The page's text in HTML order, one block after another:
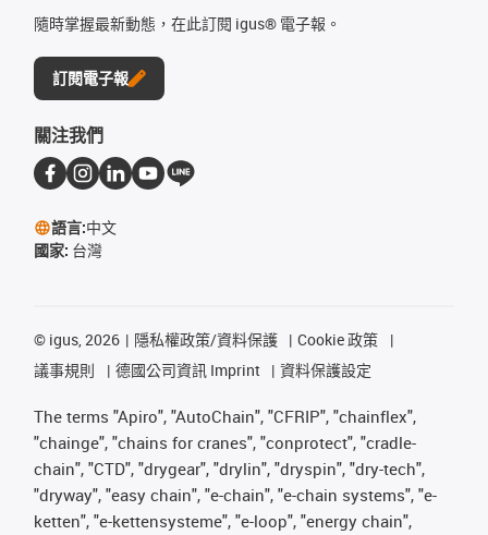
隨時掌握最新動態，在此訂閱 igus® 電子報。
訂閱電子報
關注我們
語言:中文
國家: 台灣
© igus, 2026 隱私權政策/資料保護
Cookie 政策
議事規則
德國公司資訊 Imprint 資料保護設定
The terms "Apiro", "AutoChain", "CFRIP", "chainflex",
"chainge", "chains for cranes", "conprotect", "cradle-
chain", "CTD", "drygear", "drylin", "dryspin", "dry-tech",
"dryway", "easy chain", "e-chain", "e-chain systems", "e-
ketten", "e-kettensysteme", "e-loop", "energy chain",